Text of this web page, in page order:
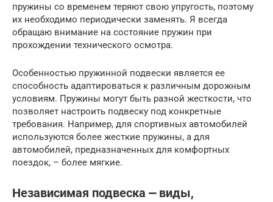
пружины со временем теряют свою упругость, поэтому
их необходимо периодически заменять. Я всегда
обращаю внимание на состояние пружин при
прохождении технического осмотра.
Особенностью пружинной подвески является ее
способность адаптироваться к различным дорожным
условиям. Пружины могут быть разной жесткости, что
позволяет настроить подвеску под конкретные
требования. Например, для спортивных автомобилей
используются более жесткие пружины, а для
автомобилей, предназначенных для комфортных
поездок, – более мягкие.
Независимая подвеска ⎼ виды,